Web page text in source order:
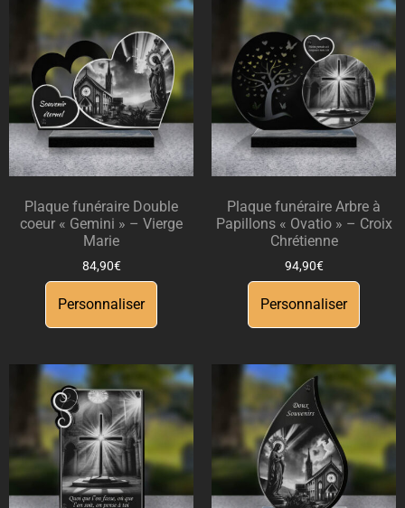
Plaque funéraire Double
coeur « Gemini » – Vierge
Marie
84,90€
Personnaliser
Plaque funéraire Arbre à
Papillons « Ovatio » – Croix
Chrétienne
94,90€
Personnaliser